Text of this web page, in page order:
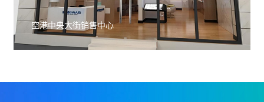
空港中央大街销售中心